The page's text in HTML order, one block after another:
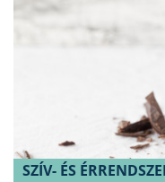
SZÍV- ÉS